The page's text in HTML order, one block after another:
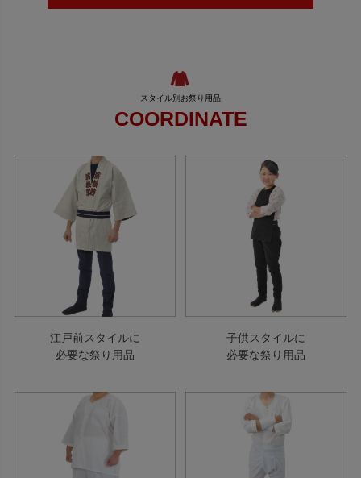
COORDINATE
江戸前スタイルに
必要な祭り用品
子供スタイルに
必要な祭り用品